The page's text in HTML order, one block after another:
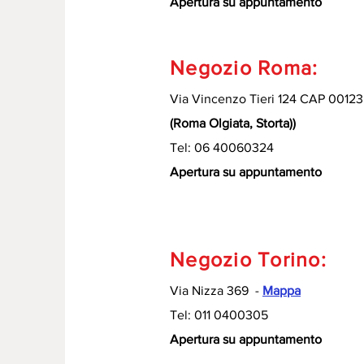
Negozio Roma:
Via Vincenzo Tieri 124 CAP
(Roma Olgiata, Storta))
Tel: 06 40060324
Apertura su appuntamento
Negozio Torino:
Via Nizza 369 - Mappa
Tel: 011 0400305
Apertura su appuntamento